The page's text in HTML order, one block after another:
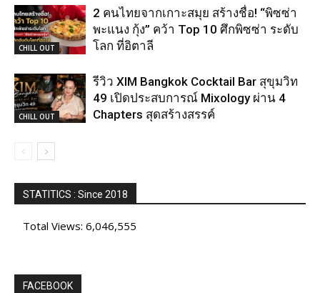
CHILL OUT
2 คนไทยจากเกาะสมุย สร้างชื่อ! “พิซซ่า
พะแนง กุ้ง” คว้า Top 10 ศึกพิซซ่า ระดับ
โลก ที่อิตาลี
CHILL OUT
รีวิว XIM Bangkok Cocktail Bar สุขุมวิท
49 เปิดประสบการณ์ Mixology ผ่าน 4
Chapters สุดสร้างสรรค์
STATITICS : Since 2018
Total Views: 6,046,555
FACEBOOK